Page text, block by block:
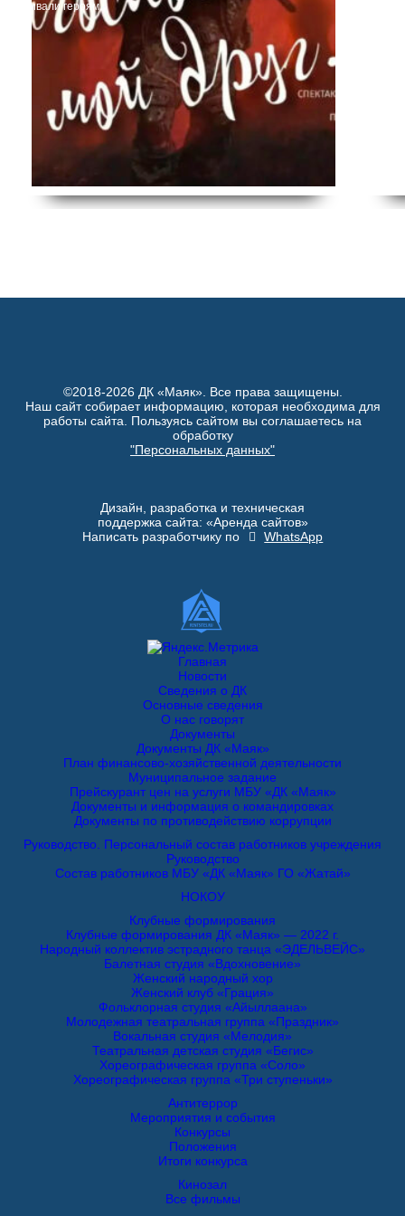
героям.
©2018-2026 ДК «Маяк». Все права защищены.
Наш сайт собирает информацию, которая необходима для
работы сайта. Пользуясь сайтом вы соглашаетесь на
обработку
"Персональных данных"
Дизайн, разработка и техническая
поддержка сайта: «Аренда сайтов»
Написать разработчику по
WhatsApp
Главная
Новости
Сведения о ДК
Основные сведения
О нас говорят
Документы
Документы ДК «Маяк»
План финансово-хозяйственной деятельности
Муниципальное задание
Прейскурант цен на услуги МБУ «ДК «Маяк»
Документы и информация о командировках
Документы по противодействию коррупции
Руководство. Персональный состав работников учреждения
Руководство
Состав работников МБУ «ДК «Маяк» ГО «Жатай»
НОКОУ
Клубные формирования
Клубные формирования ДК «Маяк» — 2022 г.
Народный коллектив эстрадного танца «ЭДЕЛЬВЕЙС»
Балетная студия «Вдохновение»
Женский народный хор
Женский клуб «Грация»
Фольклорная студия «Айыллаана»
Молодежная театральная группа «Праздник»
Вокальная студия «Мелодия»
Театральная детская студия «Бегис»
Хореографическая группа «Соло»
Хореографическая группа «Три ступеньки»
Антитеррор
Мероприятия и события
Конкурсы
Положения
Итоги конкурса
Кинозал
Все фильмы